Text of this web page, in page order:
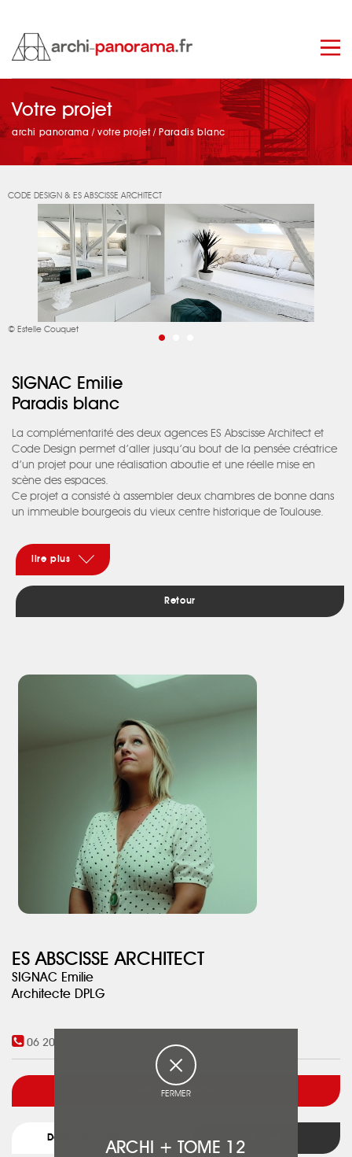
manage_search
Votre projet
archi panorama /votre projet / Paradis blanc
CODE DESIGN & ES ABSCISSE ARCHITECT
© Estelle Couquet
SIGNAC Emilie
Paradis blanc
La complémentarité des deux agences ES Abscisse Architect et
Code Design permet d’aller jusqu’au bout de la pensée créatrice
d’un projet pour une réalisation aboutie et une réelle mise en
scène des espaces.
Ce projet a consisté à assembler deux chambres de bonne dans
un immeuble bourgeois du vieux centre historique de Toulouse.
d’amener une unité et une cohérence à l’ensemble. Le choix du
blanc s’est imposé afin de venir éclaircir et illuminer au
maximum. Il convenait de créer une sensation d’espace et de
volume malgré un appartement mansardé, et donc bas de
plafond. Le mobilier a été pensé et travaillé avec cette contrainte
ses pièces mansardées, les poutres bois, typiques des derniers
tel que le fer brut, le bois peint blanc et des touches de vert d’eau
viennent souligner l’ensemble, et marquent ainsi son caractère.
lire plus
Retour
ES ABSCISSE ARCHITECT
SIGNAC Emilie
Architecte DPLG
06 20 73 71 51
Voir l'architecte
Détail du projet
FERMER
ARCHI + TOME 12